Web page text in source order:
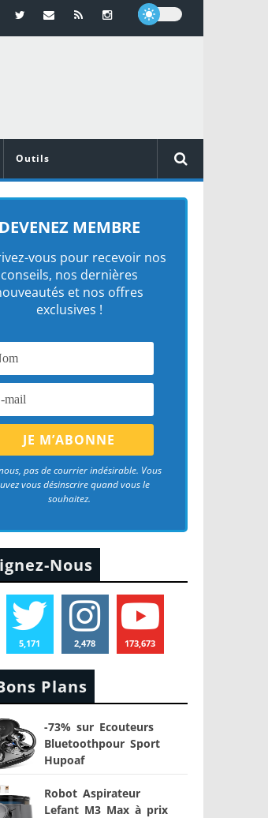
Outils
DEVENEZ MEMBRE
vous pour recevoir nos
conseils, nos dernières
et nos offres
exclusives !
pas de courrier indésirable. Vous
vous désinscrire quand vous le
souhaitez.
Nous
5,171 2,478 173,673
Plans
-73% sur Ecouteurs
Bluetoothpour Sport
Hupoaf
Robot Aspirateur
Lefant M3 Max à prix